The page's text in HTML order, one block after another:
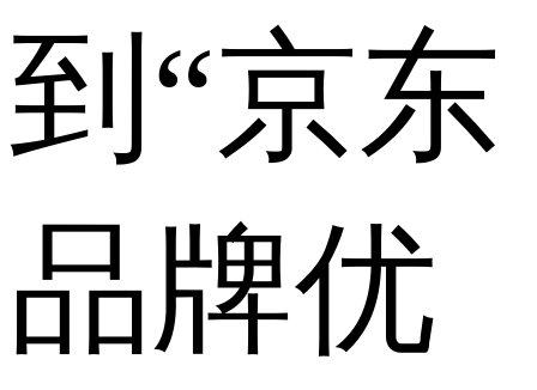
到“京东
品牌优